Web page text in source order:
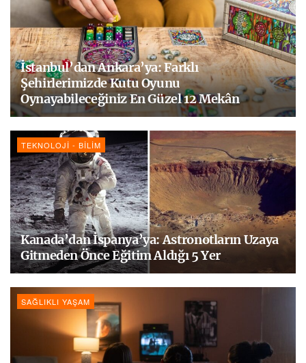
İstanbul’dan Ankara’ya: Farklı
Şehirlerimizde Kutu Oyunu
Oynayabileceğiniz En Güzel 12 Mekân
TEKNOLOJI - BILIM
Kanada’dan İspanya’ya: Astronotların Uzaya
Gitmeden Önce Eğitim Aldığı 5 Yer
SAĞLIKLI YAŞAM